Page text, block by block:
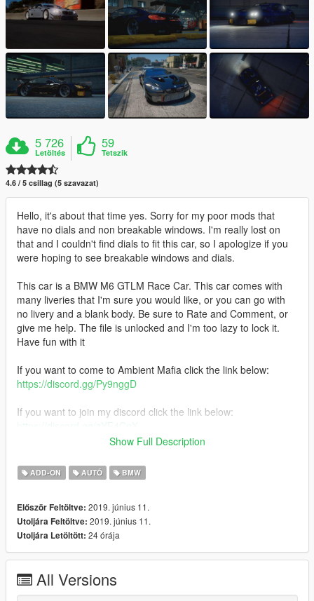
5 726
Letöltés
59
Tetszik
4.6 / 5 csillag (5 szavazat)
Hello, it's about that time yes. Sorry for my poor mods that
have no dials and non breakable windows. I'm really lost on
that and I couldn't find dials to fit this car, so I apologize if you
were hoping to see breakable windows and dials.
This car is a BMW M6 GTLM Race Car. This car comes with
many liveries that I'm sure you would like, or you can go with
no livery and a blank body. Be sure to Rate and Comment, or
give me help. The file is unlocked and I'm too lazy to lock it.
Have fun with it
If you want to come to Ambient Mafia click the link below:
https://discord.gg/Py9nggD
If you want to join my discord click the link below:
https://discord.gg/zYE4CnX
- Comes with Extras
- HQ Interior
[Problems/Bugs]
- Windows are NOT breakable
- Dials DO NOT work
Show Full Description
ADD-ON AUTÓ BMW
Először Feltöltve: 2019. június 11.
Utoljára Feltöltve: 2019. június 11.
Utoljára Letöltött: 24 órája
All Versions